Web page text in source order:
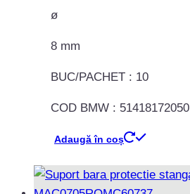
ø
8 mm
BUC/PACHET : 10
COD BMW : 51418172050
Adaugă în coș